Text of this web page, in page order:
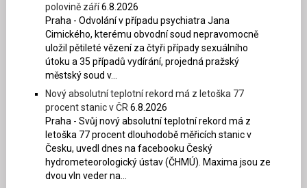
polovině září6.8.2026
Praha - Odvolání v případu psychiatra Jana
Cimického, kterému obvodní soud nepravomocně
uložil pětileté vězení za čtyři případy sexuálního
útoku a 35 případů vydírání, projedná pražský
městský soud v...
Nový absolutní teplotní rekord má z letoška 77
procent stanic v ČR6.8.2026
Praha - Svůj nový absolutní teplotní rekord má z
letoška 77 procent dlouhodobě měřicích stanic v
Česku, uvedl dnes na facebooku Český
hydrometeorologický ústav (ČHMÚ). Maxima jsou ze
dvou vln veder na...